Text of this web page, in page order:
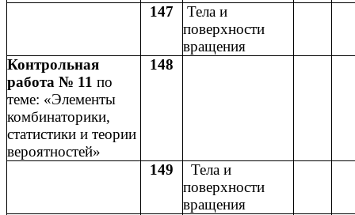
147
Тела и
поверхности
вращения
Контрольная
работа № 11 по
теме: «Элементы
комбинаторики,
статистики и теории
вероятностей»
148
149
Тела и
поверхности
вращения